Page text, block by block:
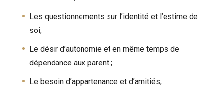
Les questionnements sur l’identité et l’estime de
soi;
Le désir d’autonomie et en même temps de
dépendance aux parent ;
Le besoin d’appartenance et d’amitiés;